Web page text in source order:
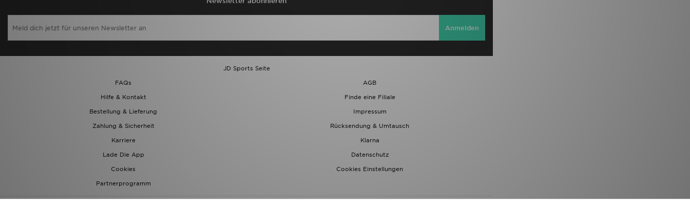
Anmelden
JD Sports Seite
FAQs
AGB
Hilfe & Kontakt
Finde eine Filiale
Bestellung & Lieferung
Impressum
Zahlung & Sicherheit
Rücksendung & Umtausch
Karriere
Klarna
Lade Die App
Datenschutz
Cookies
Cookies Einstellungen
Partnerprogramm